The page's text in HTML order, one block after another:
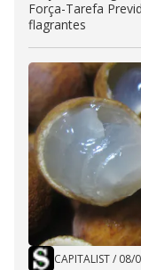
Força-Tarefa
flagrantes
CAPITALIST/ 08/